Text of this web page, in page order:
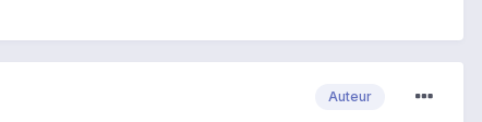
Auteur